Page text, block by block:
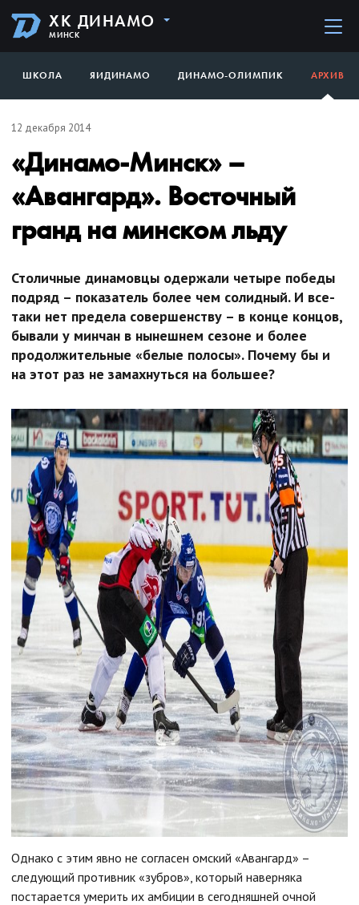
ХК ДИНАМО
МИНСК
ШКОЛА ЯИДИНАМО ДИНАМО-ОЛИМПИК АРХИВ
12 декабря 2014
«Динамо-Минск» –
«Авангард». Восточный
гранд на минском льду
Столичные динамовцы одержали четыре победы
подряд – показатель более чем солидный. И все-
таки нет предела совершенству – в конце концов,
бывали у минчан в нынешнем сезоне и более
продолжительные «белые полосы». Почему бы и
на этот раз не замахнуться на большее?
Однако с этим явно не согласен омский «Авангард» –
следующий противник «зубров», который наверняка
постарается умерить их амбиции в сегодняшней очной